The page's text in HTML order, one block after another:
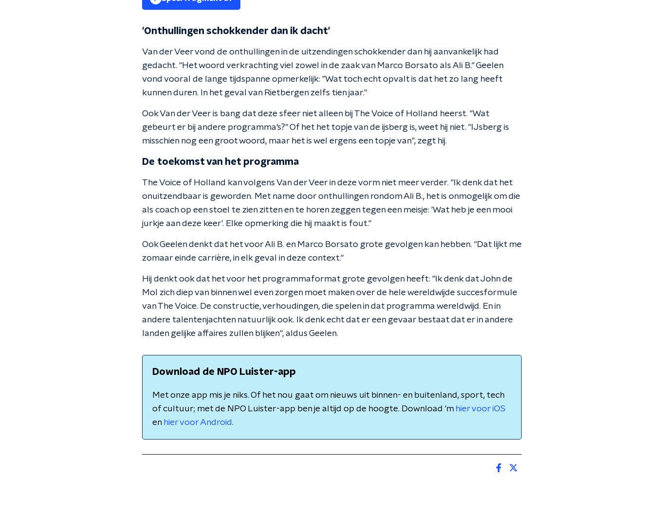
'Onthullingen schokkender dan ik dacht'
Van der Veer vond de onthullingen in de uitzendingen schokkender dan hij aanvankelijk had
gedacht. "Het woord verkrachting viel zowel in de zaak van Marco Borsato als Ali B." Geelen
vond vooral de lange tijdspanne opmerkelijk: "Wat toch echt opvalt is dat het zo lang heeft
kunnen duren. In het geval van Rietbergen zelfs tien jaar."
Ook Van der Veer is bang dat deze sfeer niet alleen bij The Voice of Holland heerst. "Wat
gebeurt er bij andere programma’s?" Of het het topje van de ijsberg is, weet hij niet. "IJsberg is
misschien nog een groot woord, maar het is wel ergens een topje van", zegt hij.
De toekomst van het programma
The Voice of Holland kan volgens Van der Veer in deze vorm niet meer verder. "Ik denk dat het
onuitzendbaar is geworden. Met name door onthullingen rondom Ali B., het is onmogelijk om die
als coach op een stoel te zien zitten en te horen zeggen tegen een meisje: 'Wat heb je een mooi
jurkje aan deze keer'. Elke opmerking die hij maakt is fout."
Ook Geelen denkt dat het voor Ali B. en Marco Borsato grote gevolgen kan hebben. "Dat lijkt me
zomaar einde carrière, in elk geval in deze context."
Hij denkt ook dat het voor het programmaformat grote gevolgen heeft: "Ik denk dat John de
Mol zich diep van binnen wel even zorgen moet maken over de hele wereldwijde succesformule
van The Voice. De constructie, verhoudingen, die spelen in dat programma wereldwijd. En in
andere talentenjachten natuurlijk ook. Ik denk echt dat er een gevaar bestaat dat er in andere
landen gelijke affaires zullen blijken", aldus Geelen.
Download de NPO Luister-app
Met onze app mis je niks. Of het nou gaat om nieuws uit binnen- en buitenland, sport, tech
of cultuur; met de NPO Luister-app ben je altijd op de hoogte. Download 'm hier voor iOS
en hier voor Android.